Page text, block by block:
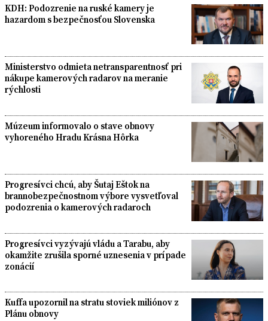
KDH: Podozrenie na ruské kamery je
hazardom s bezpečnosťou Slovenska
Ministerstvo odmieta netransparentnosť pri
nákupe kamerových radarov na meranie
rýchlosti
Múzeum informovalo o stave obnovy
vyhoreného Hradu Krásna Hôrka
Progresívci chcú, aby Šutaj Eštok na
brannobezpečnostnom výbore vysvetľoval
podozrenia o kamerových radaroch
Progresívci vyzývajú vládu a Tarabu, aby
okamžite zrušila sporné uznesenia v prípade
zonácií
Kuffa upozornil na stratu stoviek miliónov z
Plánu obnovy